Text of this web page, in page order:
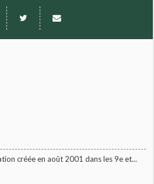
créée en août 2001 dans les 9e et...